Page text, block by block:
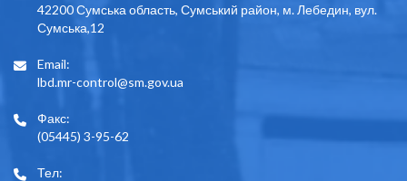
42200 Сумська область, Сумський район, м. Лебедин, вул.
Сумська,12
Email:
lbd.mr-control@sm.gov.ua
Факс:
(05445) 3-95-62
Тел: